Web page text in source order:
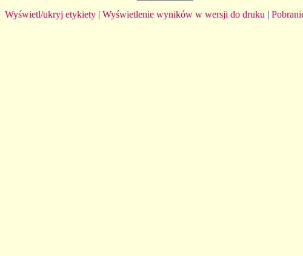
Wyświetl/ukryj etykiety | Wyświetlenie wyników w wersji do druku |